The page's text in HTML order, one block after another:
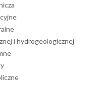
i hydrogeologicznej